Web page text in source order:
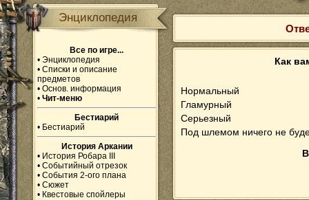
Энциклопедия
Все по игре...
• Энциклопедия
• Списки и описание
предметов
• Основ. информация
• Чит-меню
Бестиарий
• Бестиарий
История Аркании
• История Робара III
• Событийный отрезок
• События 2-ого плана
• Сюжет
• Квестовые спойлеры
Как
Нормальный
Гламурный
Серьезный
Под шлемом ничего не